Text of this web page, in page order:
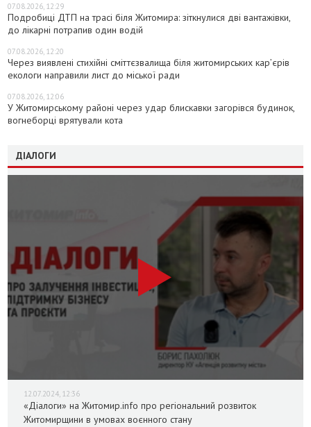
07.08.2026, 12:29
Подробиці ДТП на трасі біля Житомира: зіткнулися дві вантажівки,
до лікарні потрапив один водій
07.08.2026, 12:20
Через виявлені стихійні сміттєзвалища біля житомирських кар’єрів
екологи направили лист до міської ради
07.08.2026, 12:06
У Житомирському районі через удар блискавки загорівся будинок,
вогнеборці врятували кота
ДІАЛОГИ
12.07.2024, 12:36
«Діалоги» на Житомир.info про регіональний розвиток
Житомирщини в умовах воєнного стану